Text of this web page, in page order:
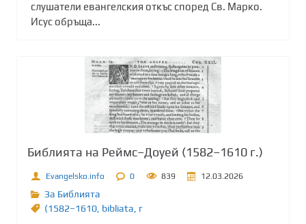
слушатели евангелския откъс според Св. Марко.
Исус обръща...
Библията на Реймс–Доуей (1582–1610 г.)
Evangelsko.info 0 839 12.03.2026
За Библията
(1582–1610, bibliata, г